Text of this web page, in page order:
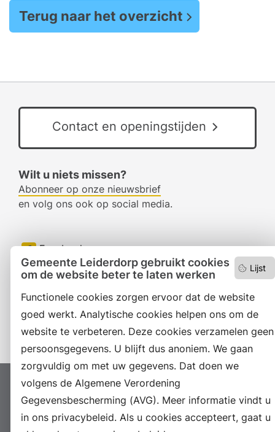
Lijst
Gemeente Leiderdorp gebruikt cookies
om de website beter te laten werken
Functionele cookies zorgen ervoor dat de website
goed werkt. Analytische cookies helpen ons om de
website te verbeteren. Deze cookies verzamelen geen
persoonsgegevens. U blijft dus anoniem. We gaan
zorgvuldig om met uw gegevens. Dat doen we
volgens de Algemene Verordening
Gegevensbescherming (AVG). Meer informatie vindt u
in ons privacybeleid. Als u cookies accepteert, gaat u
Terug naar het overzicht
Contact en openingstijden
Wilt u niets missen?
Abonneer op onze nieuwsbrief
en volg ons ook op social media.
Facebook
RSS
LinkedIn
Proclaimer Colofon
Toegankelijkheid
Sitemap
Privacyverklaring